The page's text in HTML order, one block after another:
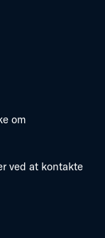
om
ved at kontakte